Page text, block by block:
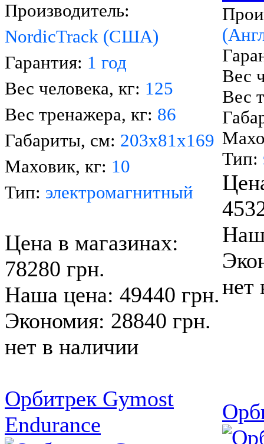
Производитель:
NordicTrack (США)
Гарантия: 1 год
Вес человека, кг: 125
Вес тренажера, кг: 86
Габариты, см: 203х81х169
Маховик, кг: 10
Тип: электромагнитный
Цена в магазинах:
78280 грн.
Наша цена: 49440 грн.
Экономия: 28840 грн.
нет в наличии
Вес
Вес
Тип:
нет
Орбитрек Gymost
Endurance